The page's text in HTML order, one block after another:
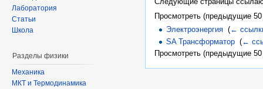
Просмотреть (предыдущие
Электроэнергия ‎(←
SA Трансформатор ‎(←
Просмотреть (предыдущие
Лаборатория
Статьи
Школа
Разделы физики
Механика
МКТ и Термодинамика